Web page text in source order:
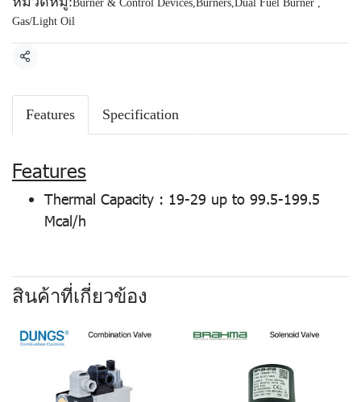
Burner & Control Devices,Burners,Dual Fuel Burner ,
Gas/Light Oil
แชร์
Features Specification
Features
Thermal Capacity : 19-29 up to 99.5-199.5
Mcal/h
สินค้าที่เกี่ยวข้อง